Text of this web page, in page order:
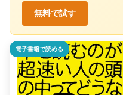
無料で試す
電子書籍で読める